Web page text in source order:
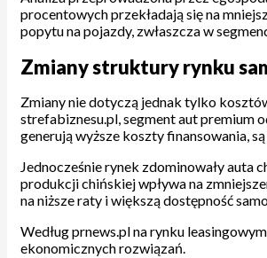
procentowych przekładają się na
popytu na pojazdy, zwłaszcza w
Zmiany struktury rynku
Zmiany nie dotyczą jednak tylko
strefabiznesu.pl, segment aut premium
generują wyższe koszty finansowania,
Jednocześnie rynek zdominowały auta
produkcji chińskiej wpływa na
na niższe raty i większą dostępność
Według prnews.pl na rynku
ekonomicznych rozwiązań.